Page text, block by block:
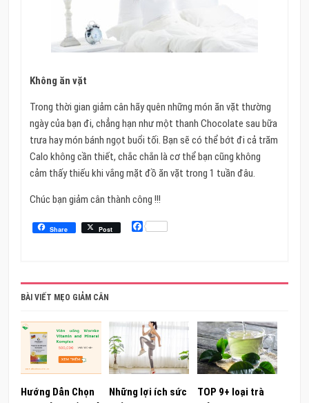
Không ăn vặt
Trong thời gian giảm cân hãy quên những món ăn vặt thường
ngày của bạn đi, chẳng hạn như một thanh Chocolate sau bữa
trưa hay món bánh ngọt buổi tối. Bạn sẽ có thể bớt đi cả trăm
Calo không cần thiết, chắc chắn là cơ thể bạn cũng không
cảm thấy thiếu khi vắng mặt đồ ăn vặt trong 1 tuần đâu.
Chúc bạn giảm cân thành công !!!
Share Post Facebook
BÀI VIẾT MẸO GIẢM CÂN
Hướng Dẫn Chọn
Những lợi ích sức
TOP 9+ loại trà